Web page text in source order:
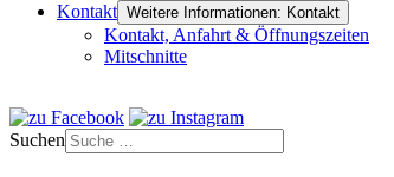
Kontakt Weitere Informationen: Kontakt
Kontakt, Anfahrt & Öffnungszeiten
Mitschnitte
Suchen